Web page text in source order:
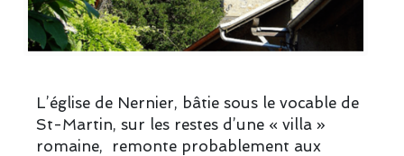
L’église de Nernier, bâtie sous le vocable de
St-Martin, sur les restes d’une « villa »
romaine, remonte probablement aux